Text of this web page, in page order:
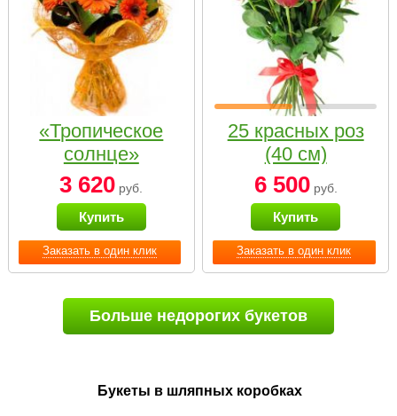
Заказать в один клик
«Тропическое
солнце»
3 620 руб.
Купить
Заказать в один клик
25 красных роз
(40 см)
6 500руб.
Купить
Больше недорогих букетов
Букеты в шляпных коробках